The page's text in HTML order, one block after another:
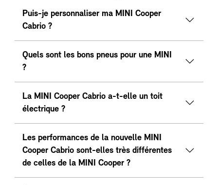
Puis-je personnaliser ma MINI Cooper
Cabrio ?
Quels sont les bons pneus pour une MINI
?
La MINI Cooper Cabrio a-t-elle un toit
électrique ?
Les performances de la nouvelle MINI
Cooper Cabrio sont-elles très différentes
de celles de la MINI Cooper ?